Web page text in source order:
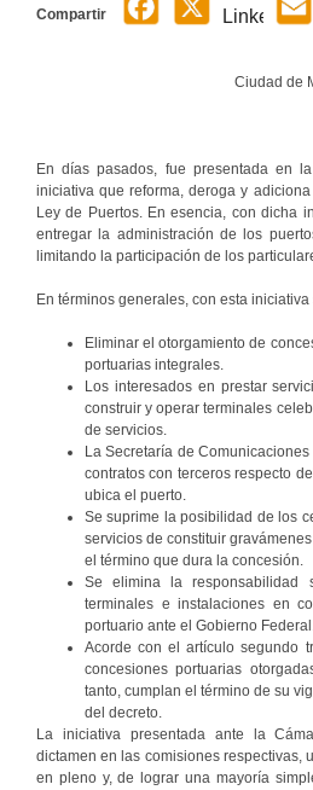
Compartir
Ciudad de
En días pasados, fue presentada en
iniciativa que reforma, deroga y
Ley de Puertos. En esencia, con dicha
entregar la administración de los
limitando la participación de los
En términos generales, con esta
Eliminar el otorgamiento de
portuarias integrales.
Los interesados en prestar
construir y operar terminales
de servicios.
La Secretaría de
contratos con terceros respecto
ubica el puerto.
Se suprime la posibilidad de los
servicios de constituir
el término que dura la concesión.
Se elimina la responsabilidad
terminales e instalaciones en
portuario ante el Gobierno
Acorde con el artículo segundo
concesiones portuarias
tanto, cumplan el término de su
del decreto.
La iniciativa presentada ante la
dictamen en las comisiones respectivas,
en pleno y, de lograr una mayoría